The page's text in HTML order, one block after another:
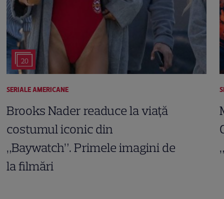
20
SERIALE AMERICANE
Brooks Nader readuce la viață
costumul iconic din
„Baywatch”. Primele imagini de
la filmări